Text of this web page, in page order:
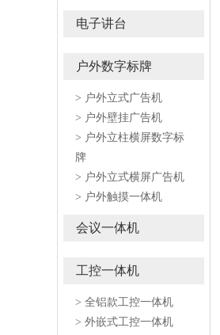
电子讲台
户外数字标牌
> 户外立式广告机
> 户外壁挂广告机
> 户外立柱横屏数字标
牌
> 户外立式横屏广告机
> 户外触摸一体机
会议一体机
工控一体机
> 全铝款工控一体机
> 外嵌式工控一体机